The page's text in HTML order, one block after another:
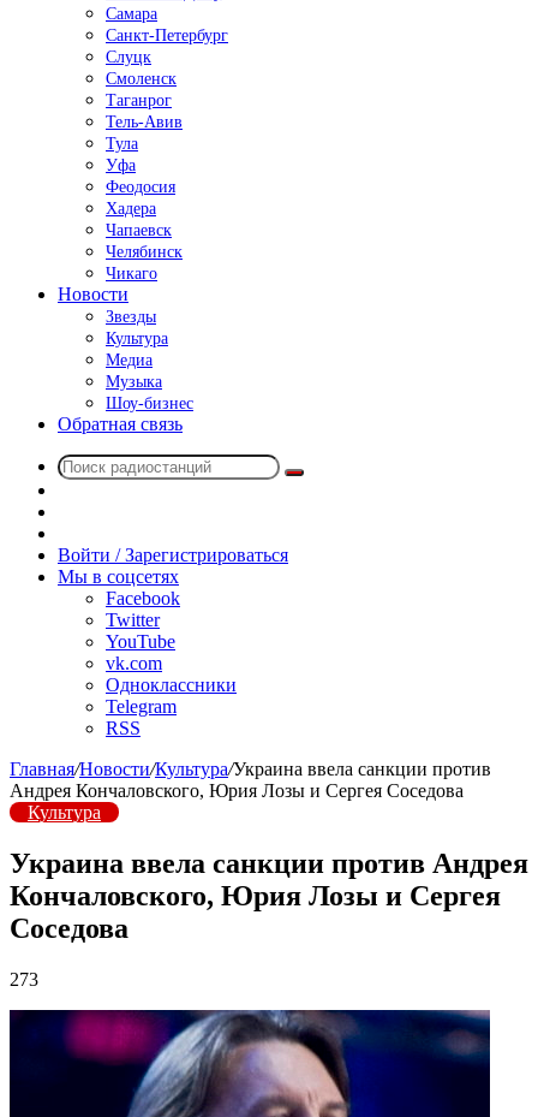
Самара
Санкт-Петербург
Слуцк
Смоленск
Таганрог
Тель-Авив
Тула
Уфа
Феодосия
Хадера
Чапаевск
Челябинск
Чикаго
Новости
Звезды
Культура
Медиа
Музыка
Шоу-бизнес
Обратная связь
Поиск
радио
Войти / Зарегистрироваться
Мы в соцсетях
Facebook
Twitter
YouTube
vk.com
Одноклассники
Telegram
RSS
Главная/Новости/Культура/Украина ввела санкции против
Андрея Кончаловского, Юрия Лозы и Сергея Соседова
Культура
Украина ввела санкции против Андрея
Кончаловского, Юрия Лозы и Сергея
Соседова
273